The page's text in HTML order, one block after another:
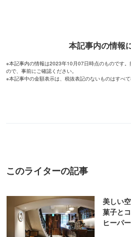
本記事内の情報
※本記事内の情報は2023年10月07日時点のものです
ので、事前にご確認ください。
※本記事中の金額表示は、税抜表記のないものはすべて
このライターの記事
美しい
菓子と
ヒーパ